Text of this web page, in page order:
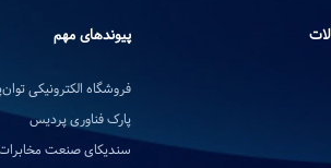
پیوندهای مهم
فروشگاه الکترونیکی
پارک فناوری پردیس
سندیکای صنعت مخابرات